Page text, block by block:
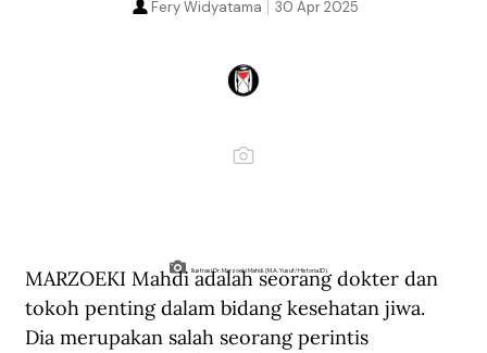
30 Apr 2025
Fery Widyatama
Ilustrasi Dr. Marzoeki Mahdi. (M.A. Yusuf/Historia.ID).
MARZOEKI Mahdi adalah seorang dokter dan
tokoh penting dalam bidang kesehatan jiwa.
Dia merupakan salah seorang perintis